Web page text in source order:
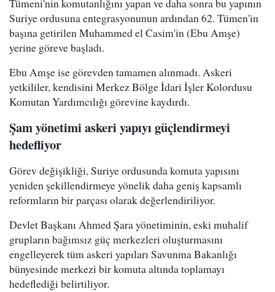
Tümeni'nin komutanlığını yapan ve daha sonra bu yapının
Suriye ordusuna entegrasyonunun ardından 62. Tümen'in
başına getirilen Muhammed el Casim'in (Ebu Amşe)
yerine göreve başladı.
Ebu Amşe ise görevden tamamen alınmadı. Askeri
yetkililer, kendisini Merkez Bölge İdari İşler Kolordusu
Komutan Yardımcılığı görevine kaydırdı.
Şam yönetimi askeri yapıyı güçlendirmeyi
hedefliyor
Görev değişikliği, Suriye ordusunda komuta yapısını
yeniden şekillendirmeye yönelik daha geniş kapsamlı
reformların bir parçası olarak değerlendiriliyor.
Devlet Başkanı Ahmed Şara yönetiminin, eski muhalif
grupların bağımsız güç merkezleri oluşturmasını
engelleyerek tüm askeri yapıları Savunma Bakanlığı
bünyesinde merkezi bir komuta altında toplamayı
hedeflediği belirtiliyor.